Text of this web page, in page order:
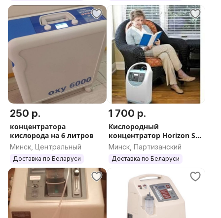
250 р.
концентратора
кислорода на 6 литров
Минск, Центральный
Доставка по Беларуси
1 700 р.
Кислородный
концентратор Horizon S5
(5л)
Минск, Партизанский
Доставка по Беларуси